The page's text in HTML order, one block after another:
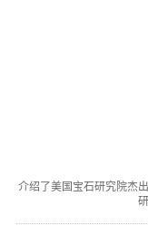
介绍了美国宝石研究院杰